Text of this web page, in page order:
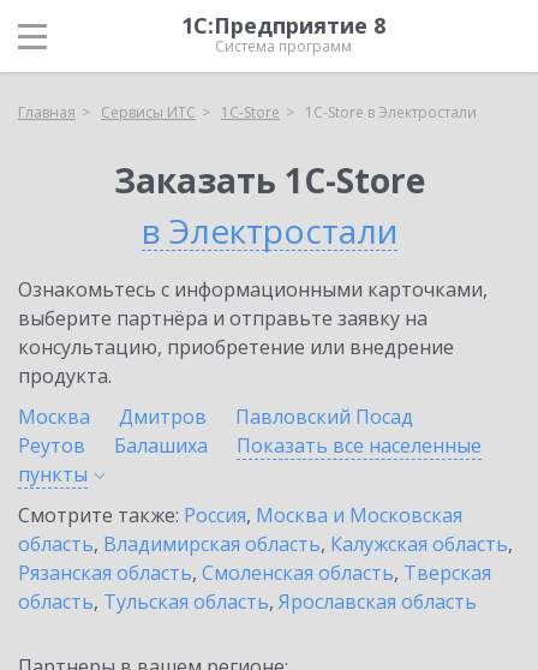
1С:Предприятие 8
Система программ
Главная Сервисы ИТС 1C-Store 1C-Store в Электростали
Заказать 1C-Store
в Электростали
Ознакомьтесь с информационными карточками,
выберите партнёра и отправьте заявку на
консультацию, приобретение или внедрение
продукта.
Москва
Дмитров
Павловский Посад
Реутов
Балашиха
Показать все населенные
пункты
Смотрите также: Россия, Москва и Московская
область, Владимирская область, Калужская область,
Рязанская область, Смоленская область, Тверская
область, Тульская область, Ярославская область